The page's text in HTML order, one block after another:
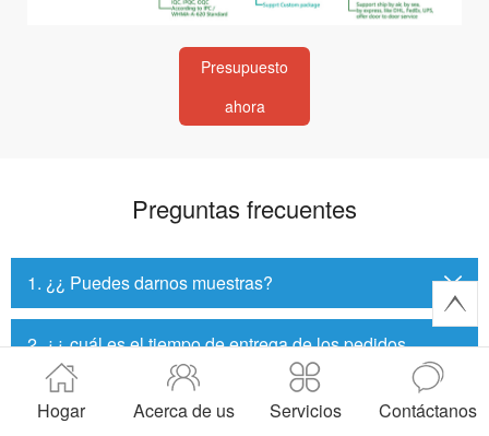
Presupuesto
ahora
Preguntas frecuentes
1. ¿¿ Puedes darnos muestras?
2. ¿¿ cuál es el tiempo de entrega de los pedidos
regulares?
Hogar Acerca de us Servicios Contáctanos